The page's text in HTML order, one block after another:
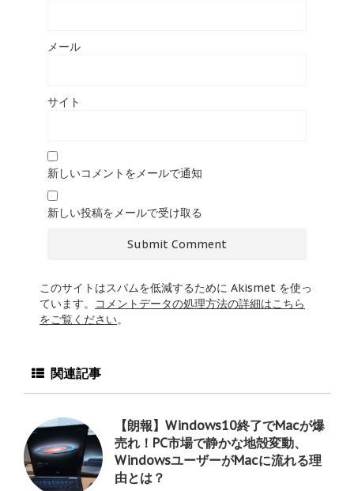
メール
サイト
新しいコメントをメールで通知
新しい投稿をメールで受け取る
このサイトはスパムを低減するために Akismet を使っ
ています。
コメントデータの処理方法の詳細はこちら
をご覧ください。
関連記事
【朗報】Windows10終了でMacが爆
売れ！PC市場で静かな地殻変動、
WindowsユーザーがMacに流れる理
由とは？